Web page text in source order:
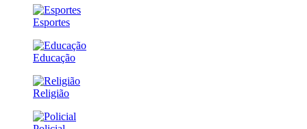
Esportes
Educação
Religião